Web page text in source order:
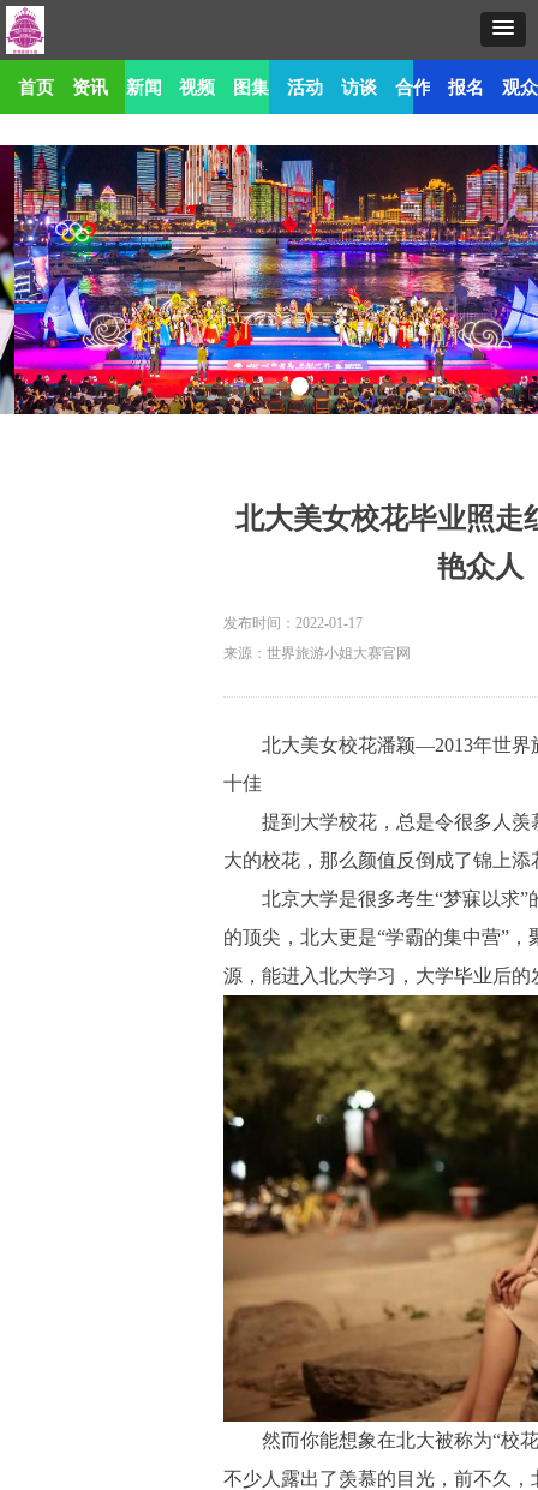
首页 资讯 新闻 视频 图集 活动 访谈 合作 报名 观众
发布时间： 2022-01-17
北大美女校花毕业照
艳众人
北大美女校花潘颖—2013年世界
十佳
提到大学校花，总是令很多人羡
大的校花，那么颜值反倒成了锦
北京大学是很多考生“梦寐以求”
的顶尖，北大更是“学霸的集中营”，
源，能进入北大学习，大学毕业后的
然而你能想象在北大被称为“校花
不少人露出了羡慕的目光，前不久
来源：世界旅游小姐大赛官网